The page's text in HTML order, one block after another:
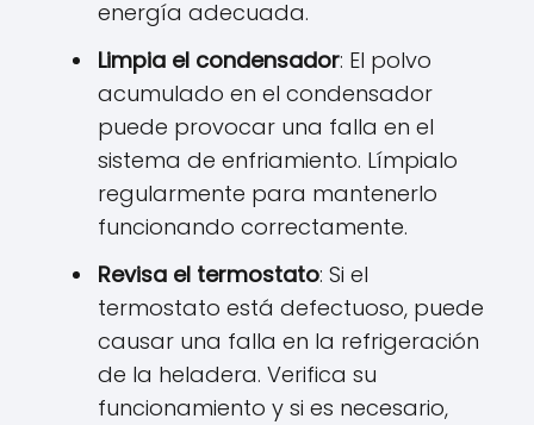
energía adecuada.
Limpia el condensador: El polvo
acumulado en el condensador
puede provocar una falla en el
sistema de enfriamiento. Límpialo
regularmente para mantenerlo
funcionando correctamente.
Revisa el termostato: Si el
termostato está defectuoso, puede
causar una falla en la refrigeración
de la heladera. Verifica su
funcionamiento y si es necesario,